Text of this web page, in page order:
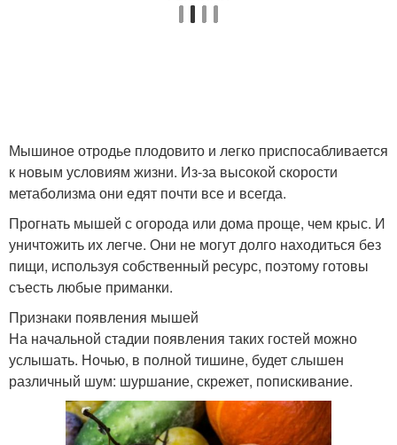
Мышиное отродье плодовито и легко приспосабливается
к новым условиям жизни. Из-за высокой скорости
метаболизма они едят почти все и всегда.
Прогнать мышей с огорода или дома проще, чем крыс. И
уничтожить их легче. Они не могут долго находиться без
пищи, используя собственный ресурс, поэтому готовы
съесть любые приманки.
Признаки появления мышей
На начальной стадии появления таких гостей можно
услышать. Ночью, в полной тишине, будет слышен
различный шум: шуршание, скрежет, попискивание.